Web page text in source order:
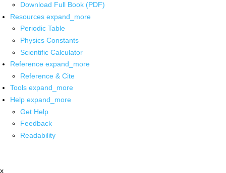
Download Full Book (PDF)
Resources expand_more
Periodic Table
Physics Constants
Scientific Calculator
Reference expand_more
Reference & Cite
Tools expand_more
Help expand_more
Get Help
Feedback
Readability
x